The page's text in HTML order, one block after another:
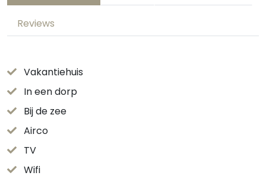
Reviews
Vakantiehuis
In een dorp
Bij de zee
Airco
TV
Wifi